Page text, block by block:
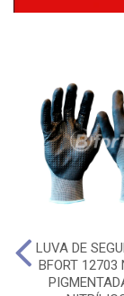
LUVA DE
BFORT 12703